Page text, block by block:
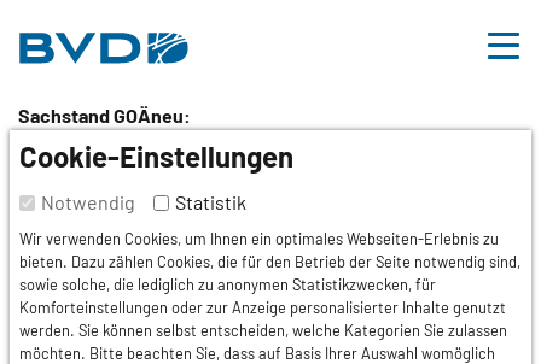
Sachstand GOÄneu:
Bundesärztekammer
plant weitere
Fachgespräche mit
Verbänden
Cookie-Einstellungen
Notwendig Statistik
Wir verwenden Cookies, um Ihnen ein optimales Webseiten-Erlebnis zu
bieten. Dazu zählen Cookies, die für den Betrieb der Seite notwendig sind,
sowie solche, die lediglich zu anonymen Statistikzwecken, für
Komforteinstellungen oder zur Anzeige personalisierter Inhalte genutzt
werden. Sie können selbst entscheiden, welche Kategorien Sie zulassen
möchten. Bitte beachten Sie, dass auf Basis Ihrer Auswahl womöglich